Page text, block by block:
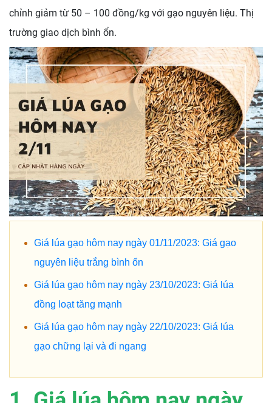
chỉnh giảm từ 50 – 100 đồng/kg với gạo nguyên liệu. Thị
trường giao dịch bình ổn.
Giá lúa gạo hôm nay ngày 01/11/2023: Giá gạo
nguyên liệu trắng bình ổn
Giá lúa gạo hôm nay ngày 23/10/2023: Giá lúa
đồng loạt tăng mạnh
Giá lúa gạo hôm nay ngày 22/10/2023: Giá lúa
gạo chững lại và đi ngang